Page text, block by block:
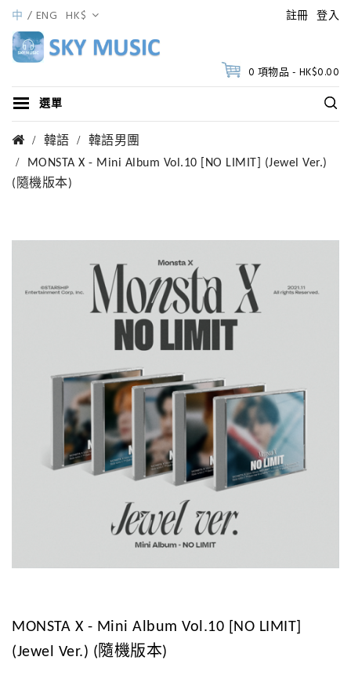
註冊 登入
中 ENG HK$
0 項物品 - HK$0.00
選單
韓語
韓語男團
MONSTA X - Mini Album Vol.10 [NO LIMIT] (Jewel Ver.)
(隨機版本)
MONSTA X - Mini Album Vol.10 [NO LIMIT]
(Jewel Ver.) (隨機版本)